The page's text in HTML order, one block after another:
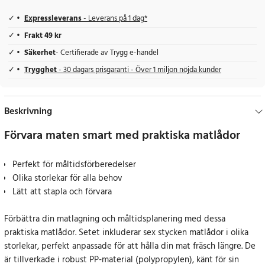
Expressleverans- Leverans på 1 dag*
Frakt 49 kr
Säkerhet- Certifierade av Trygg e-handel
Trygghet- 30 dagars prisgaranti - Över 1 miljon nöjda kunder
Beskrivning
Förvara maten smart med praktiska matlådor
Perfekt för måltidsförberedelser
Olika storlekar för alla behov
Lätt att stapla och förvara
Förbättra din matlagning och måltidsplanering med dessa
praktiska matlådor. Setet inkluderar sex stycken matlådor i olika
storlekar, perfekt anpassade för att hålla din mat fräsch längre. De
är tillverkade i robust PP-material (polypropylen), känt för sin